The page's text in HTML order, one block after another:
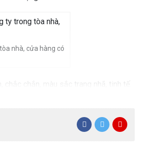
nhà, cửa hàng có
chắn, màu sắc trang nhã, tinh tế.
cho việc sử dụng, ngay cả những